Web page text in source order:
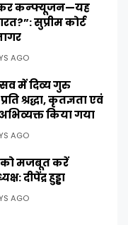
कन्फ्यूजन—यह
सुप्रीम कोर्ट
AGO
में दिव्य गुरु
श्रद्धा, कृतज्ञता एवं
किया गया
AGO
को मजबूत करें
दीपेंद्र हुड्डा
AGO